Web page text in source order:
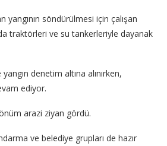
yangının söndürülmesi için çalışan
traktörleri ve su tankerleriyle dayanak
denetim altına alınırken,
ediyor.
arazi ziyan gördü.
ve belediye grupları de hazır